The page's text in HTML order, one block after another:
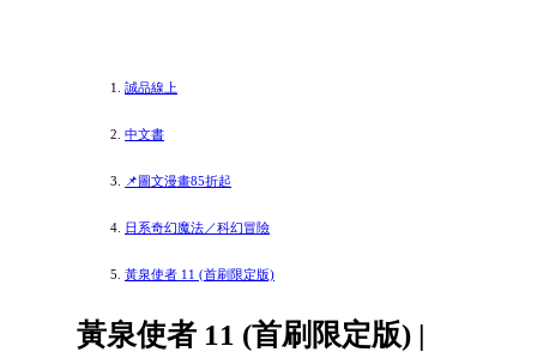
誠品線上
中文書
📌圖文漫畫85折起
日系奇幻魔法／科幻冒險
黃泉使者 11 (首刷限定版)
黃泉使者 11 (首刷限定版) |